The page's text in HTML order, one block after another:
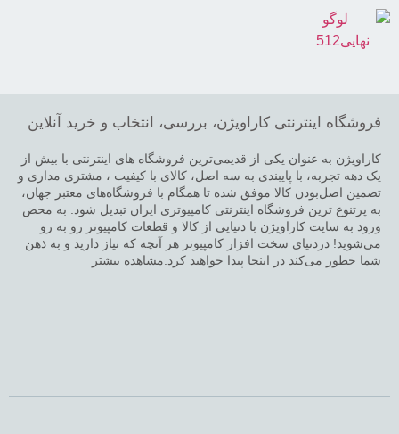
فروشگاه اینترنتی کاراویژن، بررسی، انتخاب و خرید آنلاین
کاراویژن به عنوان یکی از قدیمی‌ترین فروشگاه های اینترنتی با بیش از
یک دهه تجربه، با پایبندی به سه اصل، کالای با کیفیت ، مشتری مداری و
تضمین اصل‌بودن کالا موفق شده تا همگام با فروشگاه‌های معتبر جهان،
به پرتنوع ترین فروشگاه اینترنتی کامپیوتری ایران تبدیل شود. به محض
ورود به سایت کاراویژن با دنیایی از کالا و قطعات کامپیوتر رو به رو
می‌شوید! دردنیای سخت افزار کامپیوتر هر آنچه که نیاز دارید و به ذهن
شما خطور می‌کند در اینجا پیدا خواهید کرد.مشاهده بیشتر